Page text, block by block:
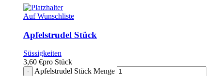
Auf Wunschliste
Apfelstrudel Stück
Süssigkeiten
3,60 €pro Stück
Apfelstrudel Stück Menge